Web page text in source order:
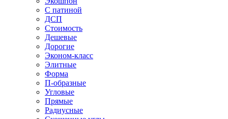
С патиной
ДСП
Стоимость
Дешевые
Дорогие
Эконом-класс
Элитные
Форма
П-образные
Угловые
Прямые
Радиусные